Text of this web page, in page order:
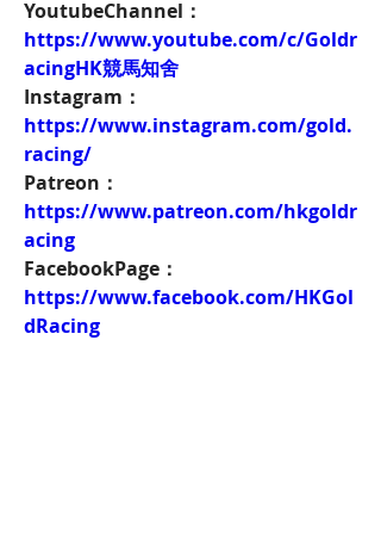
YoutubeChannel：
https://www.youtube.com/c/Goldr
acingHK競馬知舍
Instagram：
https://www.instagram.com/gold.
racing/
Patreon：
https://www.patreon.com/hkgoldr
acing
FacebookPage：
https://www.facebook.com/HKGol
dRacing